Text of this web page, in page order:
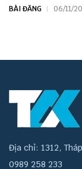
BÀI ĐĂNG 06/11/
Địa chỉ: 1312,
0989 258 233